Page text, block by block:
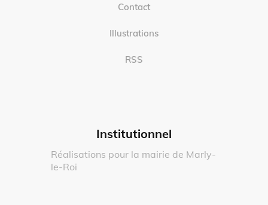
Contact
Illustrations
RSS
Institutionnel
Réalisations pour la mairie de Marly-
le-Roi